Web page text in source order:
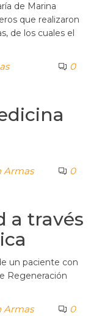
de Marina
que realizaron
de los cuales el
0
Armas 0
a través
un paciente con
Regeneración
Armas 0